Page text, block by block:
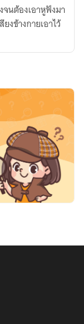
จนต้องเอาหูฟังมา
งข้างกายเอาไว้